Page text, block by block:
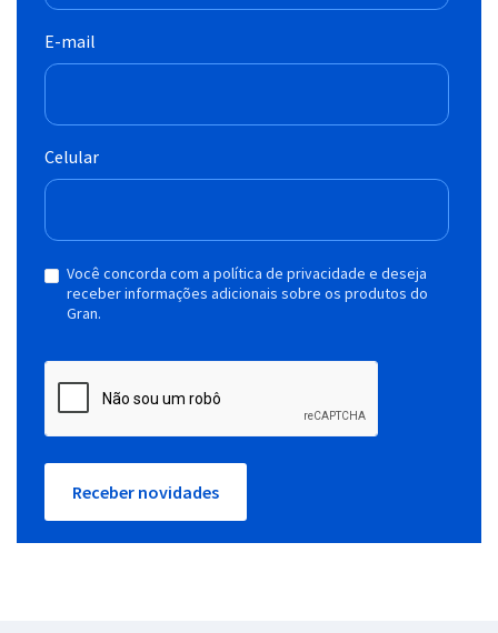
E-mail
Celular
Você concorda com a política de privacidade e deseja
receber informações adicionais sobre os produtos do
Gran.
Receber novidades